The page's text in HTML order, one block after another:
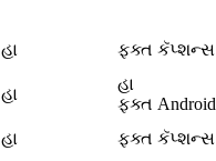
હા
ફક્ત કૅપ્શન્સ
હા
હા
ફક્ત Android
હા
ફક્ત કૅપ્શન્સ